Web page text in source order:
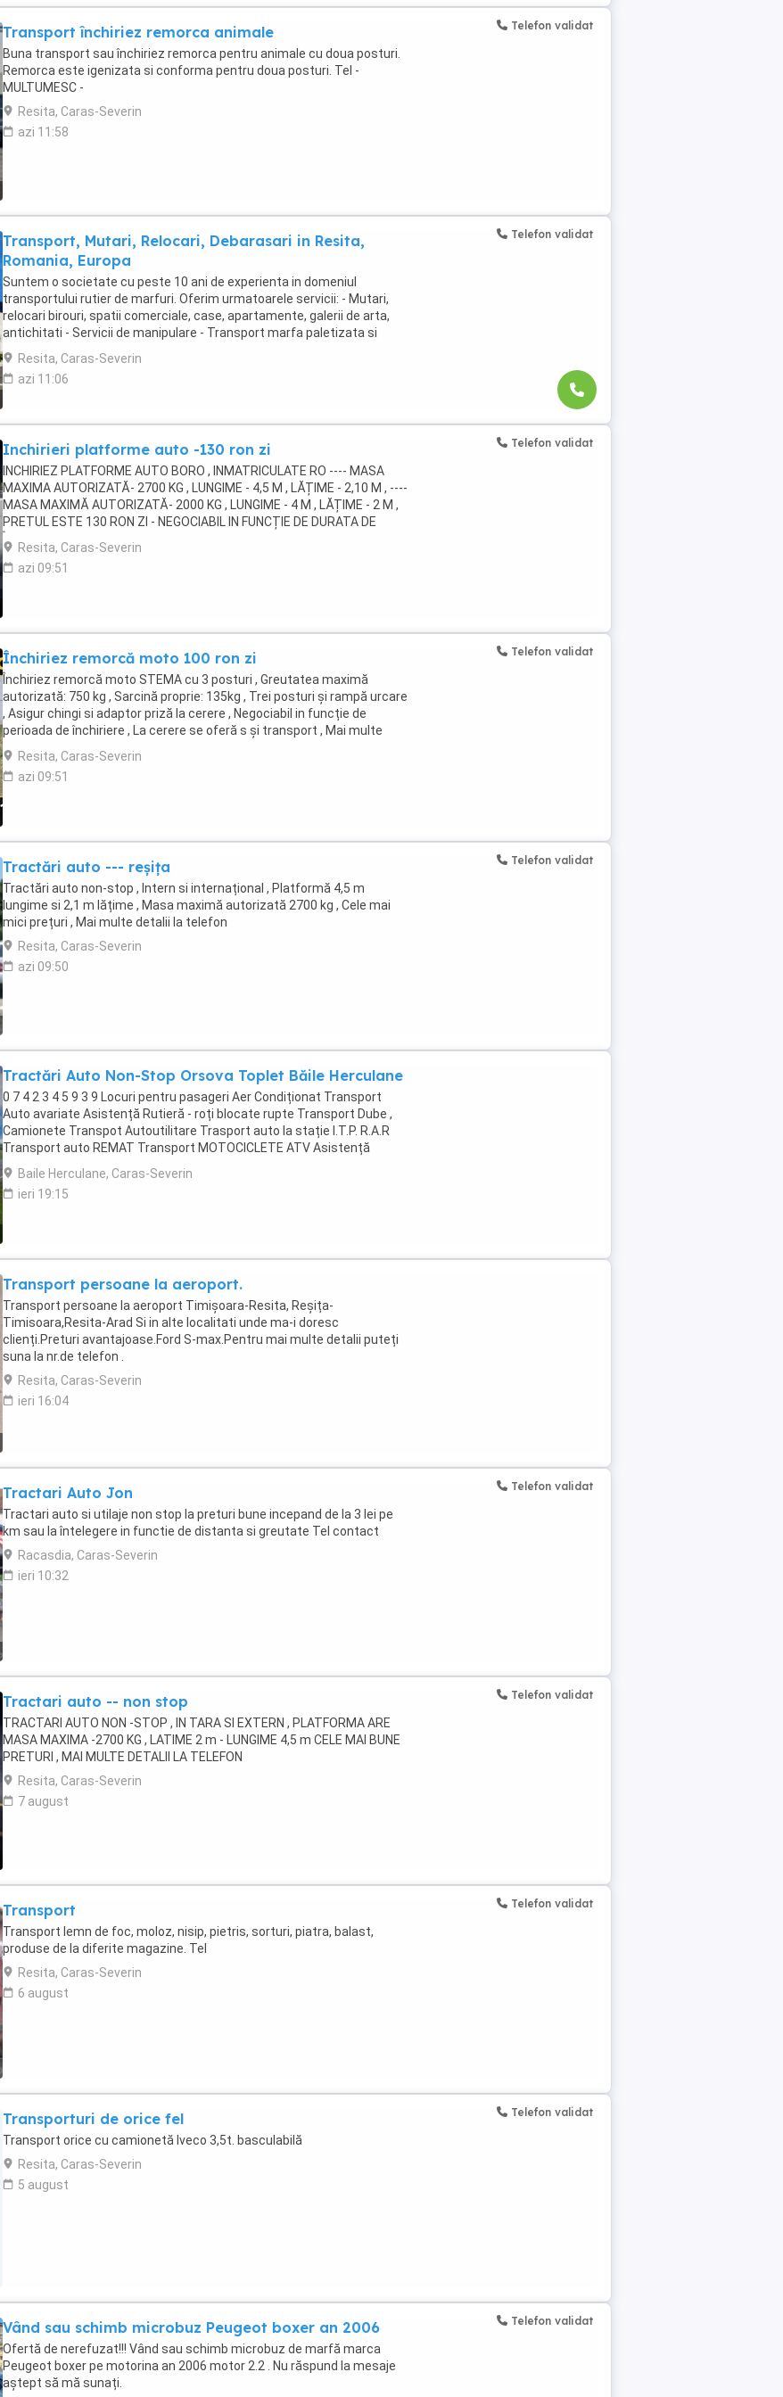
Transport închiriez remorca animale
Buna transport sau închiriez remorca pentru animale cu doua posturi.
Remorca este igenizata si conforma pentru doua posturi. Tel -
MULTUMESC -
Resita, Caras-Severin
azi 11:58
Telefon validat
Transport, Mutari, Relocari, Debarasari in Resita,
Romania, Europa
Suntem o societate cu peste 10 ani de experienta in domeniul
transportului rutier de marfuri. Oferim urmatoarele servicii: - Mutari,
relocari birouri, spatii comerciale, case, apartamente, galerii de arta,
antichitati - Servicii de manipulare - Transport marfa paletizata si
nepaletizata - Canapele, ...
Resita, Caras-Severin
azi 11:06
Telefon validat
Inchirieri platforme auto -130 ron zi
INCHIRIEZ PLATFORME AUTO BORO , INMATRICULATE RO ---- MASA
MAXIMA AUTORIZATĂ- 2700 KG , LUNGIME - 4,5 M , LĂȚIME - 2,10 M , ----
MASA MAXIMĂ AUTORIZATĂ- 2000 KG , LUNGIME - 4 M , LĂȚIME - 2 M ,
PRETUL ESTE 130 RON ZI - NEGOCIABIL IN FUNCȚIE DE DURATA DE
ÎNCHIRIERE , MAI MULTE DETALII LA ...
Resita, Caras-Severin
azi 09:51
Telefon validat
Închiriez remorcă moto 100 ron zi
Închiriez remorcă moto STEMA cu 3 posturi , Greutatea maximă
autorizată: 750 kg , Sarcină proprie: 135kg , Trei posturi și rampă urcare
, Asigur chingi si adaptor priză la cerere , Negociabil in funcție de
perioada de închiriere , La cerere se oferă s și transport , Mai multe
detalii la tele ...
Resita, Caras-Severin
azi 09:51
Telefon validat
Tractări auto --- reșița
Tractări auto non-stop , Intern si internațional , Platformă 4,5 m
lungime si 2,1 m lățime , Masa maximă autorizată 2700 kg , Cele mai
mici prețuri , Mai multe detalii la telefon
Resita, Caras-Severin
azi 09:50
Telefon validat
Tractări Auto Non-Stop Orsova Toplet Băile Herculane
0 7 4 2 3 4 5 9 3 9 Locuri pentru pasageri Aer Condiționat Transport
Auto avariate Asistență Rutieră - roți blocate rupte Transport Dube ,
Camionete Transpot Autoutilitare Trasport auto la stație I.T.P. R.A.R
Transport auto REMAT Transport MOTOCICLETE ATV Asistență
Rutieră ...
Baile Herculane, Caras-Severin
ieri 19:15
Transport persoane la aeroport.
Transport persoane la aeroport Timișoara-Resita, Reșița-
Timisoara,Resita-Arad Si in alte localitati unde ma-i doresc
clienți.Preturi avantajoase.Ford S-max.Pentru mai multe detalii puteți
suna la nr.de telefon .
Resita, Caras-Severin
ieri 16:04
Tractari Auto Jon
Tractari auto si utilaje non stop la preturi bune incepand de la 3 lei pe
km sau la întelegere in functie de distanta si greutate Tel contact
Racasdia, Caras-Severin
ieri 10:32
Telefon validat
Tractari auto -- non stop
TRACTARI AUTO NON -STOP , IN TARA SI EXTERN , PLATFORMA ARE
MASA MAXIMA -2700 KG , LATIME 2 m - LUNGIME 4,5 m CELE MAI BUNE
PRETURI , MAI MULTE DETALII LA TELEFON
Resita, Caras-Severin
7 august
Telefon validat
Transport
Transport lemn de foc, moloz, nisip, pietris, sorturi, piatra, balast,
produse de la diferite magazine. Tel
Resita, Caras-Severin
6 august
Telefon validat
Transporturi de orice fel
Transport orice cu camionetă Iveco 3,5t. basculabilă
Resita, Caras-Severin
5 august
Telefon validat
Vând sau schimb microbuz Peugeot boxer an 2006
Ofertă de nerefuzat!!! Vând sau schimb microbuz de marfă marca
Peugeot boxer pe motorina an 2006 motor 2.2 . Nu răspund la mesaje
aștept să mă sunați.
Telefon validat